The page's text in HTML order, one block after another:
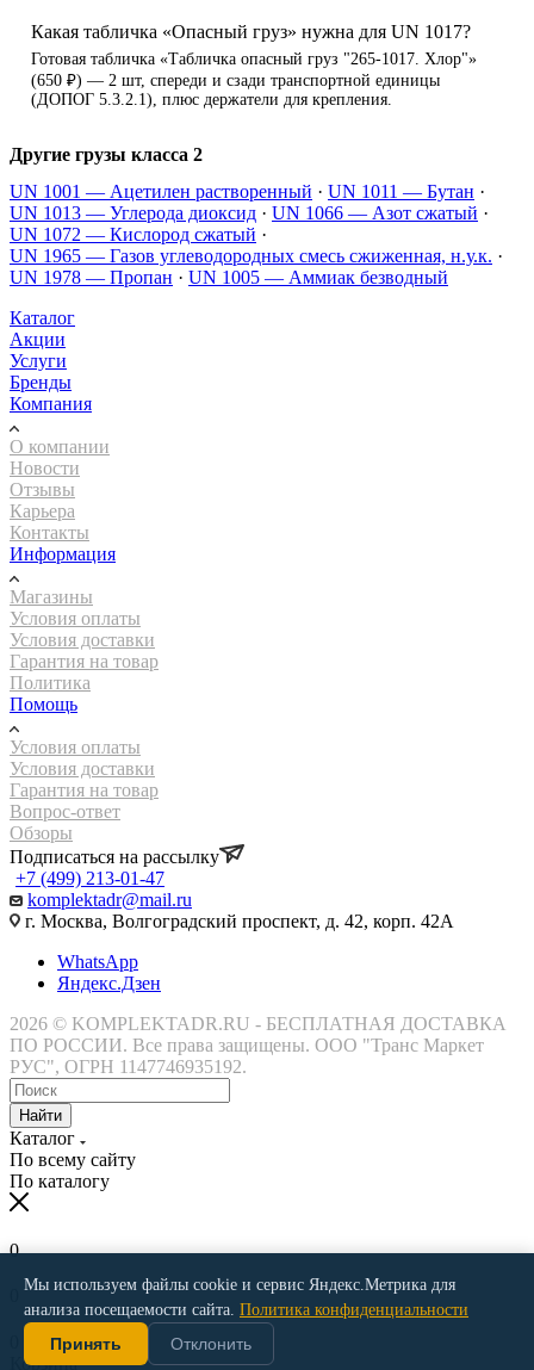
Какая табличка «Опасный груз» нужна для UN 1017?
Готовая табличка «Табличка опасный груз "265-1017. Хлор"»
(650 ₽) — 2 шт, спереди и сзади транспортной единицы
(ДОПОГ 5.3.2.1), плюс держатели для крепления.
Другие грузы класса 2
UN 1001 — Ацетилен растворенный · UN 1011 — Бутан ·
UN 1013 — Углерода диоксид · UN 1066 — Азот сжатый ·
UN 1072 — Кислород сжатый ·
UN 1965 — Газов углеводородных смесь сжиженная, н.у.к. ·
UN 1978 — Пропан · UN 1005 — Аммиак безводный
Каталог
Акции
Услуги
Бренды
Компания
О компании
Новости
Отзывы
Карьера
Контакты
Информация
Магазины
Условия оплаты
Условия доставки
Гарантия на товар
Политика
Помощь
Условия оплаты
Условия доставки
Гарантия на товар
Вопрос-ответ
Обзоры
Подписаться на рассылку
+7 (499) 213-01-47
komplektadr@mail.ru
г. Москва, Волгоградский проспект, д. 42, корп. 42А
WhatsApp
Яндекс.Дзен
2026 © KOMPLEKTADR.RU - БЕСПЛАТНАЯ ДОСТАВКА
ПО РОССИИ. Все права защищены. ООО "Транс Маркет
РУС", ОГРН 1147746935192.
Найти
Каталог
По всему сайту
По каталогу
0
Корзина
Мы используем файлы cookie и сервис Яндекс.Метрика для
анализа посещаемости сайта. Политика конфиденциальности
Принять
Отклонить